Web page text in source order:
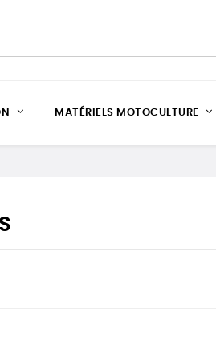
MATÉRIELS MOTOCULTURE